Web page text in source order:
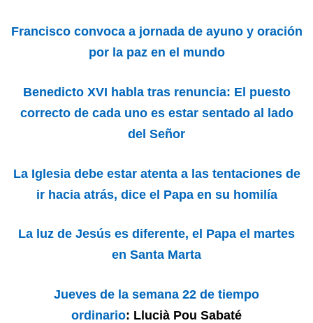
Francisco convoca a jornada de ayuno y oración
por la paz en el mundo
Benedicto XVI habla tras renuncia: El puesto
correcto de cada uno es estar sentado al lado
del Señor
La Iglesia debe estar atenta a las tentaciones de
ir hacia atrás, dice el Papa en su homilía
La luz de Jesús es diferente, el Papa el martes
en Santa Marta
Jueves de la semana 22 de tiempo
ordinario: Llucià Pou Sabaté